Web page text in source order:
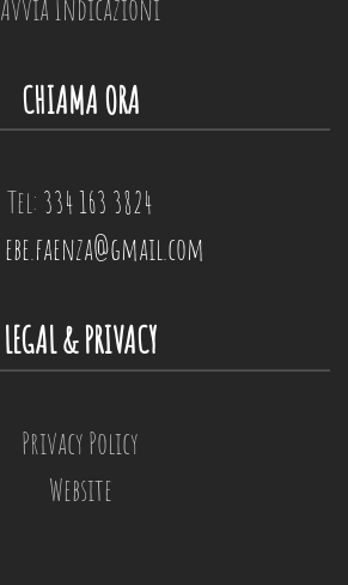
Avvia Indicazioni
CHIAMA ORA
Tel: 334 163 3824
ebe.faenza@gmail.com
LEGAL & PRIVACY
Privacy Policy
Website